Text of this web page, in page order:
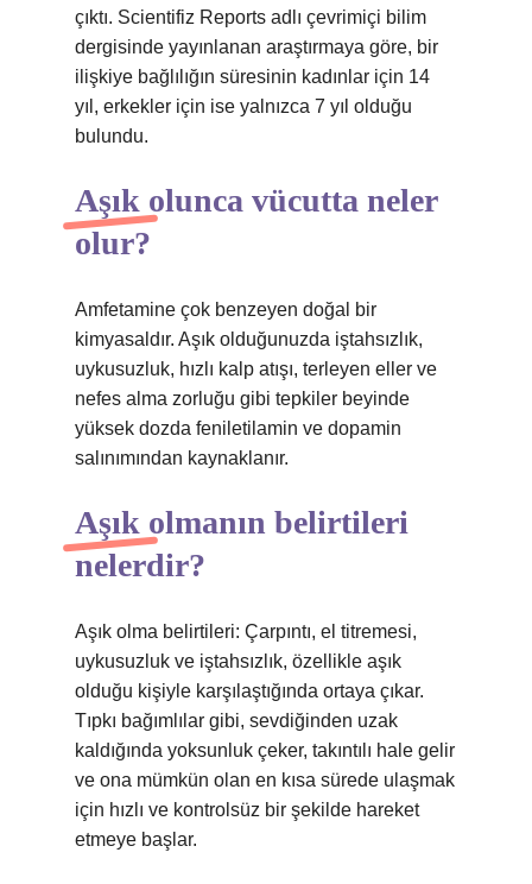
çıktı. Scientifiz Reports adlı çevrimiçi bilim
dergisinde yayınlanan araştırmaya göre, bir
ilişkiye bağlılığın süresinin kadınlar için 14
yıl, erkekler için ise yalnızca 7 yıl olduğu
bulundu.
Aşık olunca vücutta neler
olur?
Amfetamine çok benzeyen doğal bir
kimyasaldır. Aşık olduğunuzda iştahsızlık,
uykusuzluk, hızlı kalp atışı, terleyen eller ve
nefes alma zorluğu gibi tepkiler beyinde
yüksek dozda feniletilamin ve dopamin
salınımından kaynaklanır.
Aşık olmanın belirtileri
nelerdir?
Aşık olma belirtileri: Çarpıntı, el titremesi,
uykusuzluk ve iştahsızlık, özellikle aşık
olduğu kişiyle karşılaştığında ortaya çıkar.
Tıpkı bağımlılar gibi, sevdiğinden uzak
kaldığında yoksunluk çeker, takıntılı hale gelir
ve ona mümkün olan en kısa sürede ulaşmak
için hızlı ve kontrolsüz bir şekilde hareket
etmeye başlar.